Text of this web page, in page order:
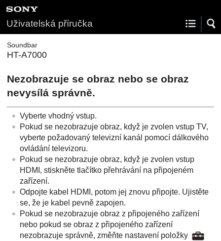
Uživatelská příručka
Soundbar
HT-A7000
Nezobrazuje se obraz nebo se obraz
nevysílá správně.
Vyberte vhodný vstup.
Pokud se nezobrazuje obraz, když je zvolen vstup TV,
vyberte požadovaný televizní kanál pomocí dálkového
ovládání televizoru.
Pokud se nezobrazuje obraz, když je zvolen vstup
HDMI , stiskněte tlačítko přehrávání na připojeném
zařízení.
Odpojte kabel HDMI, potom jej znovu připojte. Ujistěte
se, že je kabel pevně zapojen.
Pokud se nezobrazuje obraz z připojeného zařízení
nebo pokud se obraz z připojeného zařízení
nezobrazuje správně, změňte nastavení položky